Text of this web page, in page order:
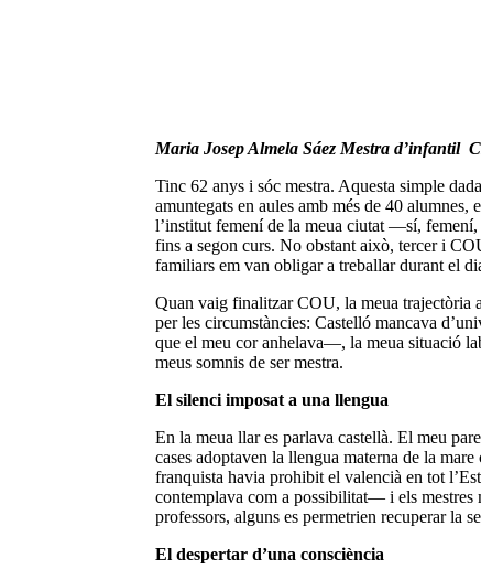
Maria Josep Almela Sáez Mestra
Tinc 62 anys i sóc mestra. Aquesta simple
amuntegats en aules amb més de 40
l’institut femení de la meua ciutat —sí,
fins a segon curs. No obstant això, tercer i
familiars em van obligar a treballar durant el
Quan vaig finalitzar COU, la meua trajectòria
per les circumstàncies: Castelló mancava
que el meu cor anhelava—, la meua situació
meus somnis de ser mestra.
El silenci imposat a una llengua
En la meua llar es parlava castellà. El meu
cases adoptaven la llengua materna de la
franquista havia prohibit el valencià en tot
contemplava com a possibilitat— i els mestres
professors, alguns es permetrien recuperar la
El despertar d’una consciència